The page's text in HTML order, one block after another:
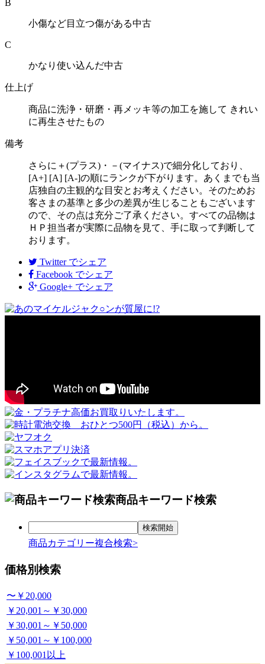
B
小傷など目立つ傷がある中古
C
かなり使い込んだ中古
仕上げ
商品に洗浄・研磨・再メッキ等の加工を施して きれい
に再生させたもの
備考
さらに＋(プラス)・－(マイナス)で細分化しており、
[A+] [A] [A-]の順にランクが下がります。あくまでも当
店独自の主観的な目安とお考えください。そのためお
客さまの基準と多少の差異が生じることもございます
ので、その点は充分ご了承ください。すべての品物は
ＨＰ担当者が実際に品物を見て、手に取って判断して
おります。
Twitter でシェア
Facebook でシェア
Google+ でシェア
商品キーワード検索
商品カテゴリー複合検索>
価格別検索
〜￥20,000
￥20,001～￥30,000
￥30,001～￥50,000
￥50,001～￥100,000
￥100,001以上